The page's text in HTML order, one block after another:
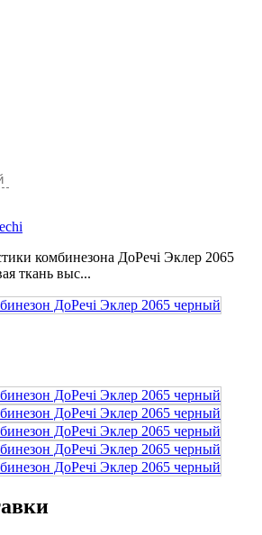
комбинезона ДоРечі Эклер 2065
ткань выс...